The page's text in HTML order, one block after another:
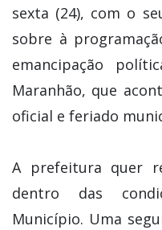
sexta (24), com o
sobre à
emancipação
Maranhão, que
oficial e feriado
A prefeitura quer
dentro das
Município. Uma